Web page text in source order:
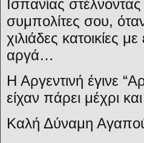
Ισπανίας
συμπολίτες σου,
χιλιάδες κατοικίες
αργά…
Η Αργεντινή έγινε
είχαν πάρει μέχρι
Καλή Δύναμη